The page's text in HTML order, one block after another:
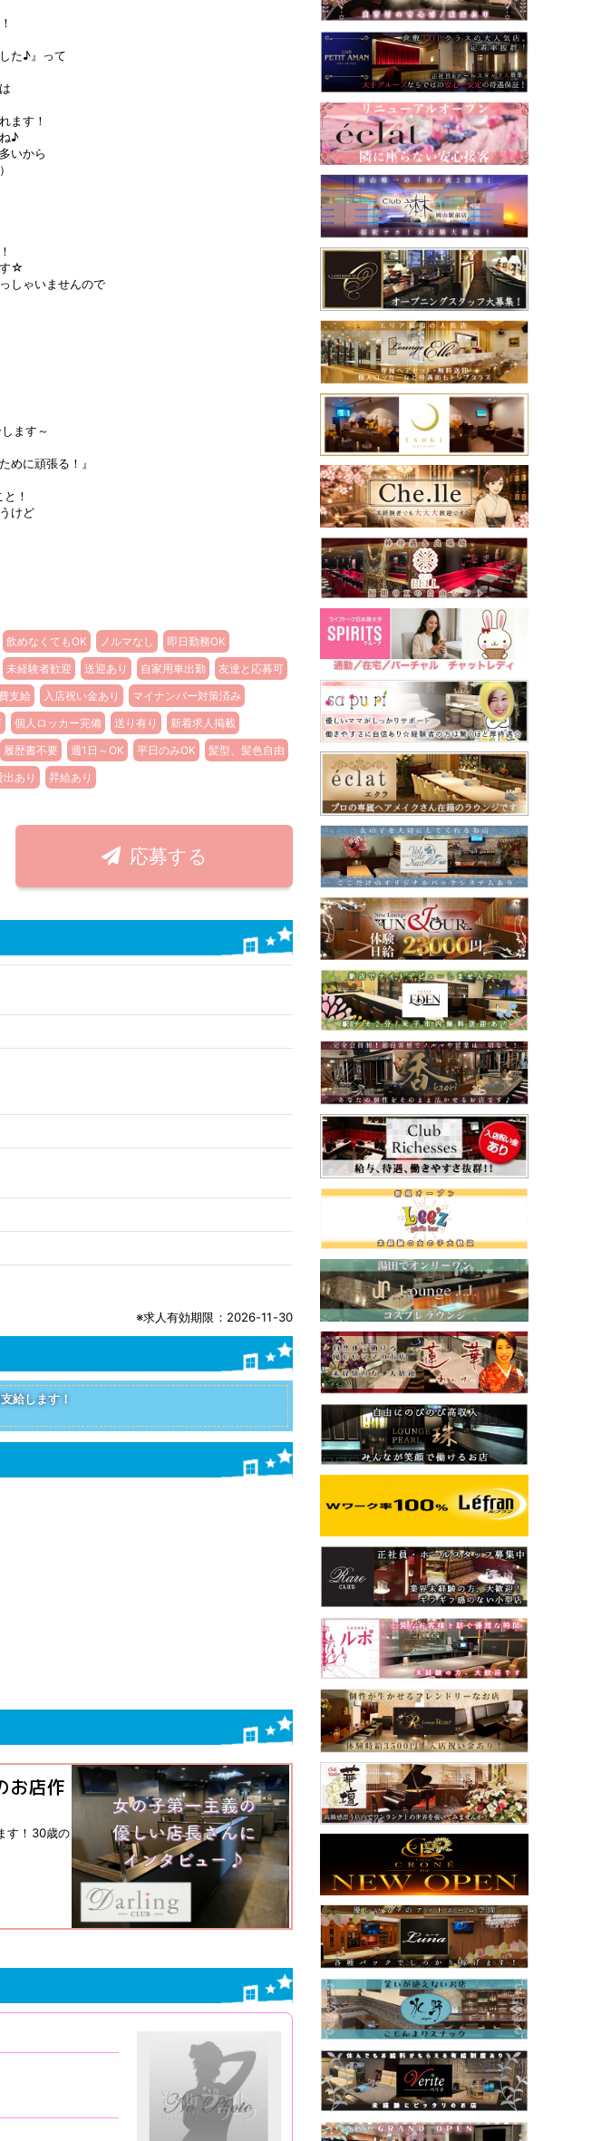
た♪』って
ます！
♪
いから
す☆
しゃいませんので
ます～
めに頑張る！』
！
けど
飲めなくてもOK ノルマなし
即日勤務OK
未経験者歓迎 送迎あり 自家用車出勤
友達と応募可
支給 入店祝い金あり
マイナンバー対策済み
個人ロッカー完備 送り有り
新着求人掲載
履歴書不要 週1日～OK 平日のみOK
髪型、髪色自由
出あり 昇給あり
応募する
※求人有効期限：2026-11-30
給します！
お店作
す！30歳の